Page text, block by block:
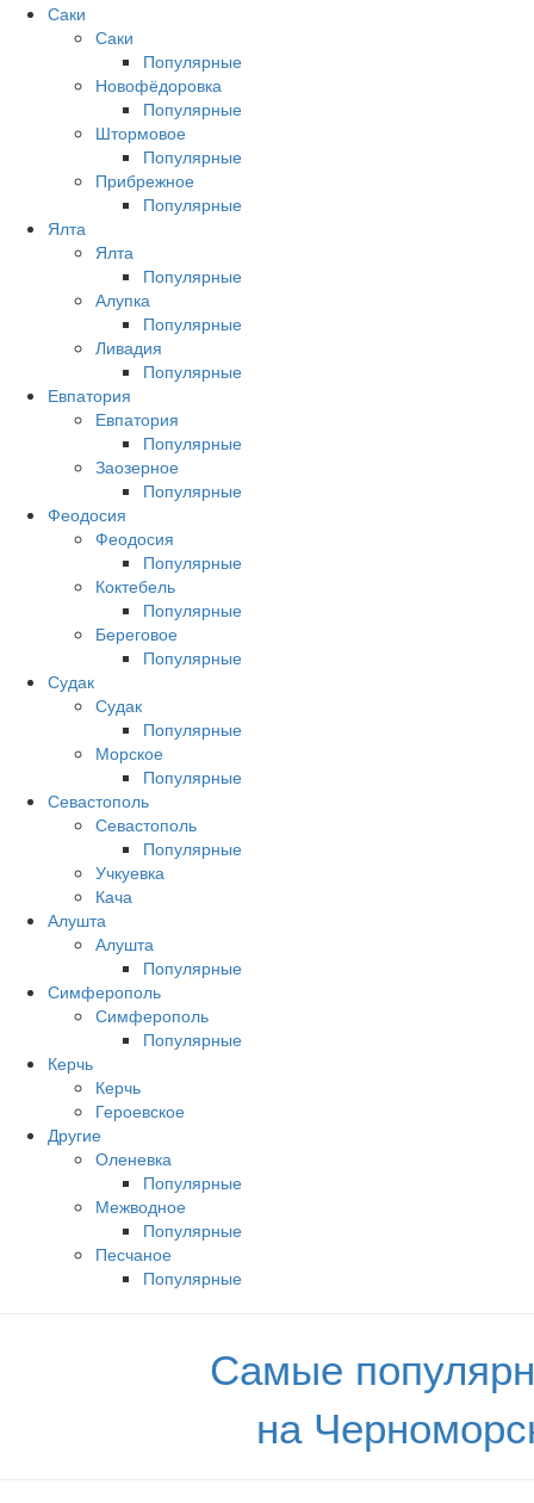
Саки
Саки
Популярные
Новофёдоровка
Популярные
Штормовое
Популярные
Прибрежное
Популярные
Ялта
Ялта
Популярные
Алупка
Популярные
Ливадия
Популярные
Евпатория
Евпатория
Популярные
Заозерное
Популярные
Феодосия
Феодосия
Популярные
Коктебель
Популярные
Береговое
Популярные
Судак
Судак
Популярные
Морское
Популярные
Севастополь
Севастополь
Популярные
Учкуевка
Кача
Алушта
Алушта
Популярные
Симферополь
Симферополь
Популярные
Керчь
Керчь
Героевское
Другие
Оленевка
Популярные
Межводное
Популярные
Песчаное
Популярные
Самые
на